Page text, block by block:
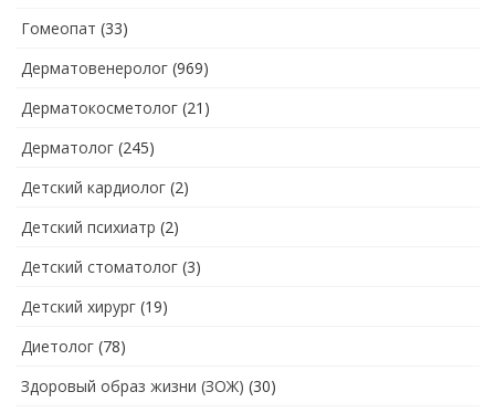
Гомеопат (33)
Дерматовенеролог (969)
Дерматокосметолог (21)
Дерматолог (245)
Детский кардиолог (2)
Детский психиатр (2)
Детский стоматолог (3)
Детский хирург (19)
Диетолог (78)
Здоровый образ жизни (ЗОЖ) (30)